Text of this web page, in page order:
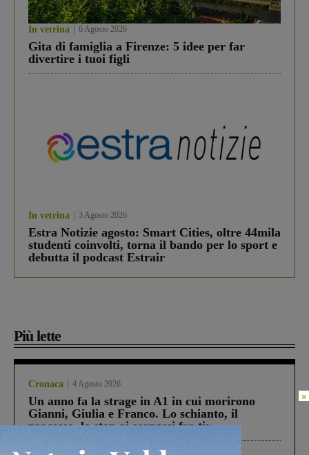
In vetrina 6 Agosto 2026
Gita di famiglia a Firenze: 5 idee per far
divertire i tuoi figli
In vetrina 3 Agosto 2026
Estra Notizie agosto: Smart Cities, oltre 44mila
studenti coinvolti, torna il bando per lo sport e
debutta il podcast Estrair
Più lette
Cronaca 4 Agosto 2026
Un anno fa la strage in A1 in cui morirono
Gianni, Giulia e Franco. Lo schianto, il
processo, lo stop ai sorpassi fra tir....
×